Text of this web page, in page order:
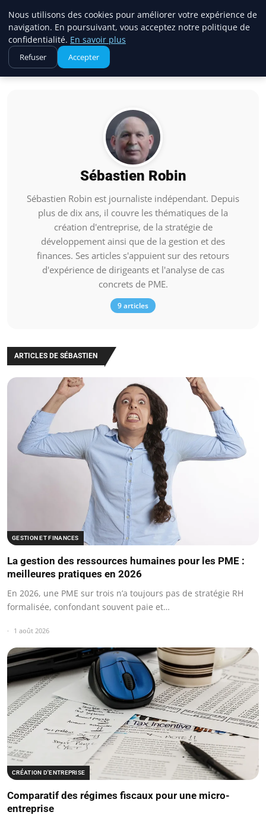
Cabinet Chasseur De Tete
Sébastien Robin
Sébastien Robin est journaliste indépendant. Depuis
plus de dix ans, il couvre les thématiques de la
création d'entreprise, de la stratégie de
développement ainsi que de la gestion et des
finances. Ses articles s'appuient sur des retours
d'expérience de dirigeants et l'analyse de cas
concrets de PME.
9 articles
ARTICLES DE SÉBASTIEN
GESTION ET FINANCES
La gestion des ressources humaines pour les PME :
meilleures pratiques en 2026
En 2026, une PME sur trois n’a toujours pas de stratégie RH
formalisée, confondant souvent paie et…
1 août 2026
CRÉATION D'ENTREPRISE
Comparatif des régimes fiscaux pour une micro-
entreprise
Nous utilisons des cookies pour améliorer votre expérience de
navigation. En poursuivant, vous acceptez notre politique de
confidentialité. En savoir plus
Refuser Accepter